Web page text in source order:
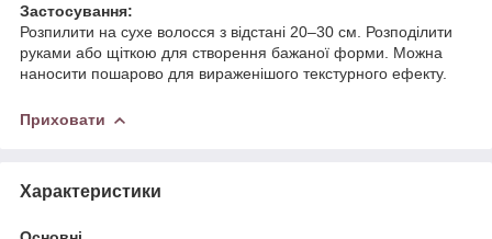
Застосування:
Розпилити на сухе волосся з відстані 20–30 см. Розподілити
руками або щіткою для створення бажаної форми. Можна
наносити пошарово для вираженішого текстурного ефекту.
Приховати
Характеристики